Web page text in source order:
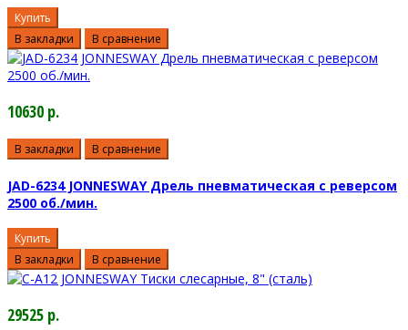
Купить
В закладки
В сравнение
10630 р.
В закладки В сравнение
JAD-6234 JONNESWAY Дрель пневматическая с реверсом
2500 об./мин.
Купить
В закладки
В сравнение
29525 р.